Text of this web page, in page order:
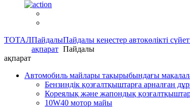
ТОТАЛПайдалы
ақпарат
Пайдалы кеңестер автокөлікті
Пайдалы
ақпарат
Автомобиль майлары тақырыбындағы
Бензиндік қозғалтқыштарға арналған
Кореялық және жапондық
10W40 мотор майы